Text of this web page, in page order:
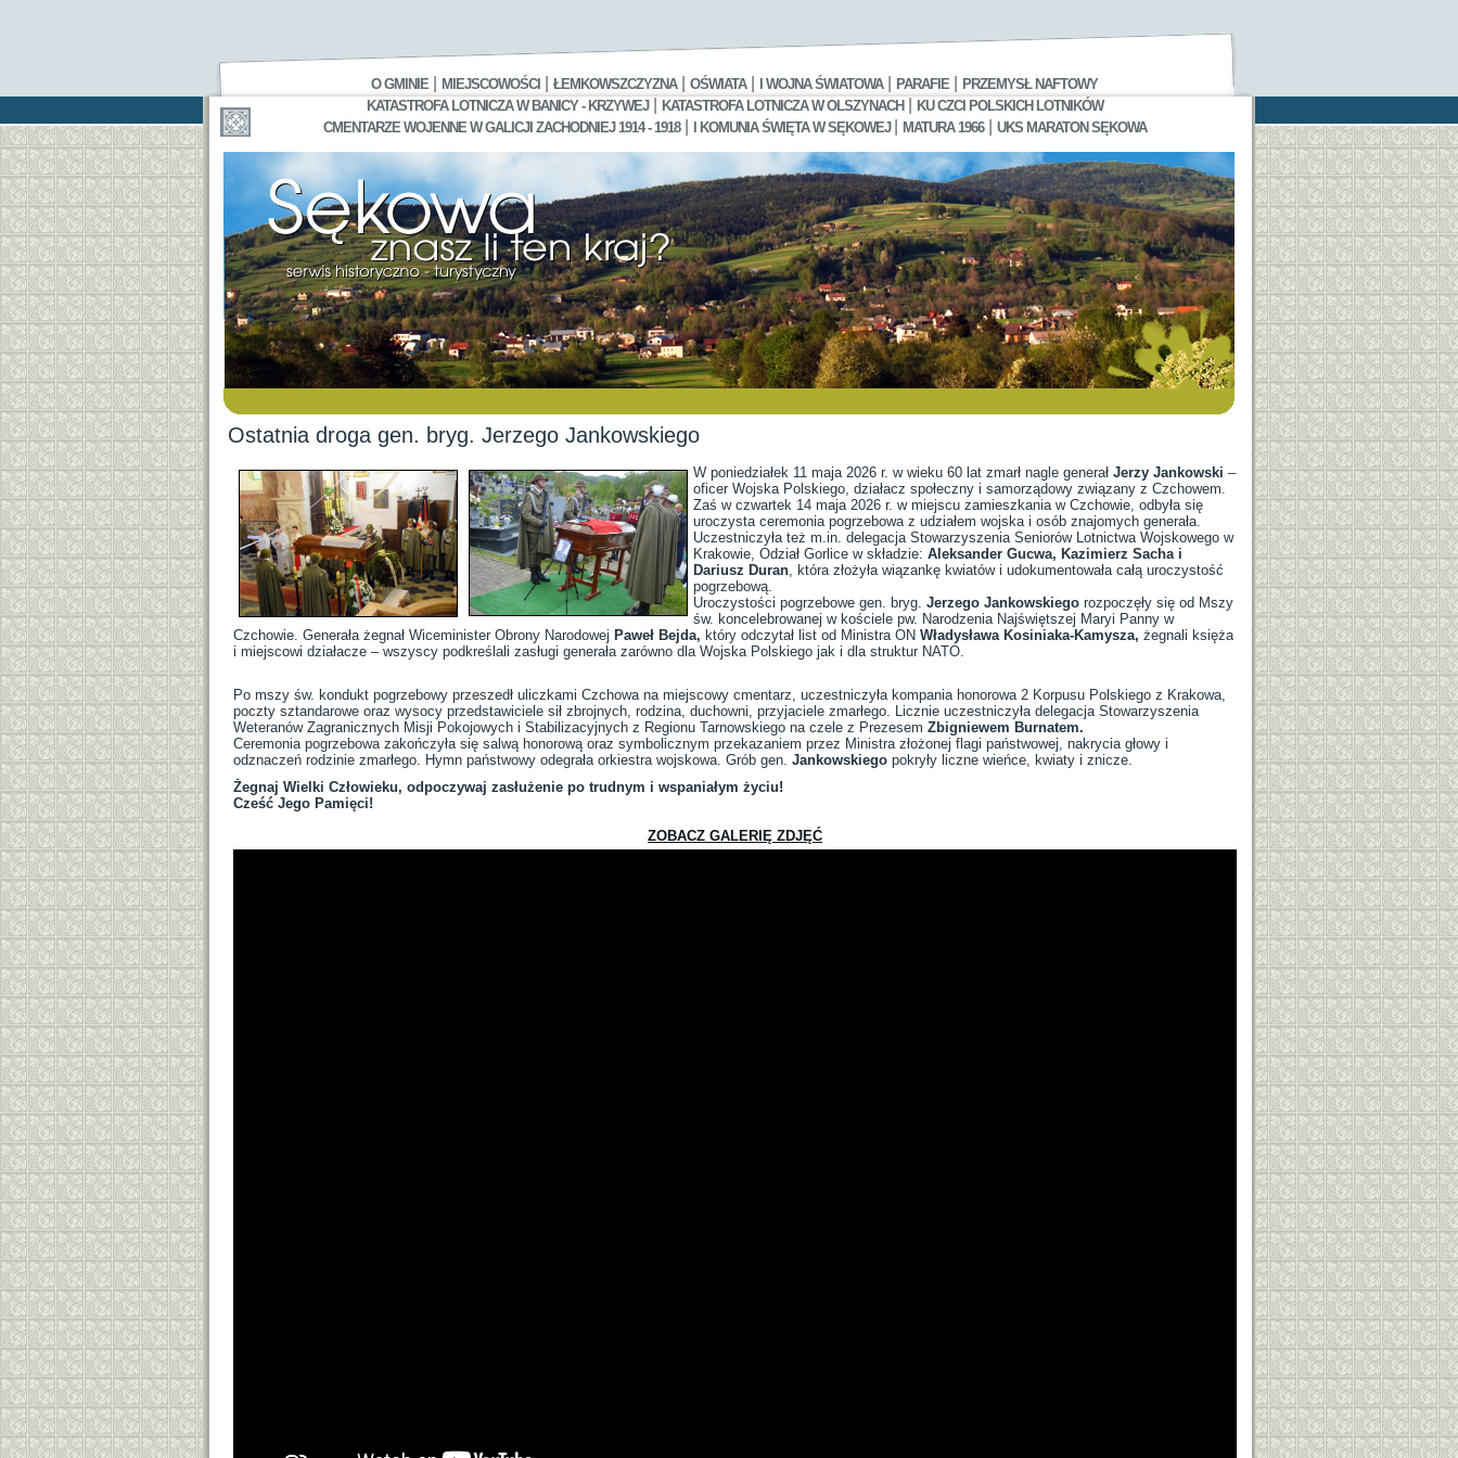
O GMINIE MIEJSCOWOŚCI ŁEMKOWSZCZYZNA| OŚWIATA| I WOJNA ŚWIATOWA| PARAFIE
PRZEMYSŁ NAFTOWY
KATASTROFA LOTNICZA W BANICY - KRZYWEJ| KATASTROFA LOTNICZA W OLSZYNACH|
KU CZCI POLSKICH LOTNIKÓW
CMENTARZE WOJENNE W GALICJI ZACHODNIEJ 1914 - 1918| I KOMUNIA ŚWIĘTA W SĘKOWEJ MATURA 1966| UKS MARATON SĘKOWA
Ostatnia droga gen. bryg. Jerzego Jankowskiego
W poniedziałek 11 maja 2026 r. w wieku 60 lat zmarł nagle generał Jerzy Jankowski –
oficer Wojska Polskiego, działacz społeczny i samorządowy związany z Czchowem.
Zaś w czwartek 14 maja 2026 r. w miejscu zamieszkania w Czchowie, odbyła się
uroczysta ceremonia pogrzebowa z udziałem wojska i osób znajomych generała.
Uczestniczyła też m.in. delegacja Stowarzyszenia Seniorów Lotnictwa Wojskowego w
Krakowie, Odział Gorlice w składzie: Aleksander Gucwa, Kazimierz Sacha i
Dariusz Duran, która złożyła wiązankę kwiatów i udokumentowała całą uroczystość
pogrzebową.
Uroczystości pogrzebowe gen. bryg. Jerzego Jankowskiego rozpoczęły się od Mszy
św. koncelebrowanej w kościele pw. Narodzenia Najświętszej Maryi Panny w
Czchowie. Generała żegnał Wiceminister Obrony Narodowej Paweł Bejda, który odczytał list od Ministra ON Władysława Kosiniaka-Kamysza, żegnali księża
i miejscowi działacze – wszyscy podkreślali zasługi generała zarówno dla Wojska Polskiego jak i dla struktur NATO.
Po mszy św. kondukt pogrzebowy przeszedł uliczkami Czchowa na miejscowy cmentarz, uczestniczyła kompania honorowa 2 Korpusu Polskiego z Krakowa,
poczty sztandarowe oraz wysocy przedstawiciele sił zbrojnych, rodzina, duchowni, przyjaciele zmarłego. Licznie uczestniczyła delegacja Stowarzyszenia
Weteranów Zagranicznych Misji Pokojowych i Stabilizacyjnych z Regionu Tarnowskiego na czele z Prezesem Zbigniewem Burnatem.
Ceremonia pogrzebowa zakończyła się salwą honorową oraz symbolicznym przekazaniem przez Ministra złożonej flagi państwowej, nakrycia głowy i
odznaczeń rodzinie zmarłego. Hymn państwowy odegrała orkiestra wojskowa. Grób gen. Jankowskiego pokryły liczne wieńce, kwiaty i znicze.
Żegnaj Wielki Człowieku, odpoczywaj zasłużenie po trudnym i wspaniałym życiu!
Cześć Jego Pamięci!
ZOBACZ GALERIĘ ZDJĘĆ